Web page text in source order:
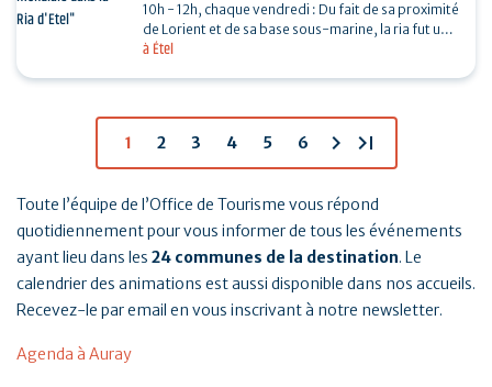
à Étel
10h - 12h, chaque vendredi : Du fait de sa proximité
de Lorient et de sa base sous-marine, la ria fut un
enjeu important de la seconde guerre mondiale.…
1 2 3 4 5 6 chevron_right last_page
Toute l’équipe de l’Office de Tourisme vous répond
quotidiennement pour vous informer de tous les événements
ayant lieu dans les 24 communes de la destination. Le
calendrier des animations est aussi disponible dans nos accueils.
Recevez-le par email en vous inscrivant à notre newsletter.
Agenda à Auray